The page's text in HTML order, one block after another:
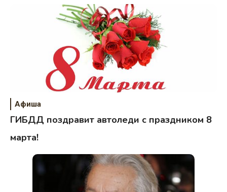
Афиша
ГИБДД поздравит автоледи с праздником 8
марта!